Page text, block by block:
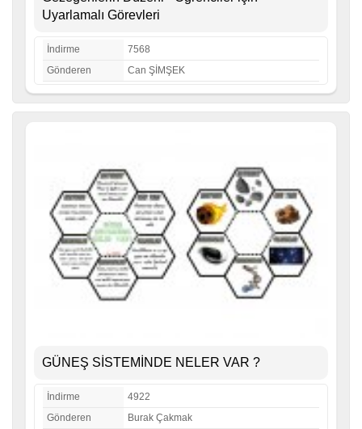
Uyarlamalı Görevleri
İndirme
7568
Gönderen
Can ŞİMŞEK
GÜNEŞ SİSTEMİNDE NELER VAR ?
İndirme
4922
Gönderen
Burak Çakmak